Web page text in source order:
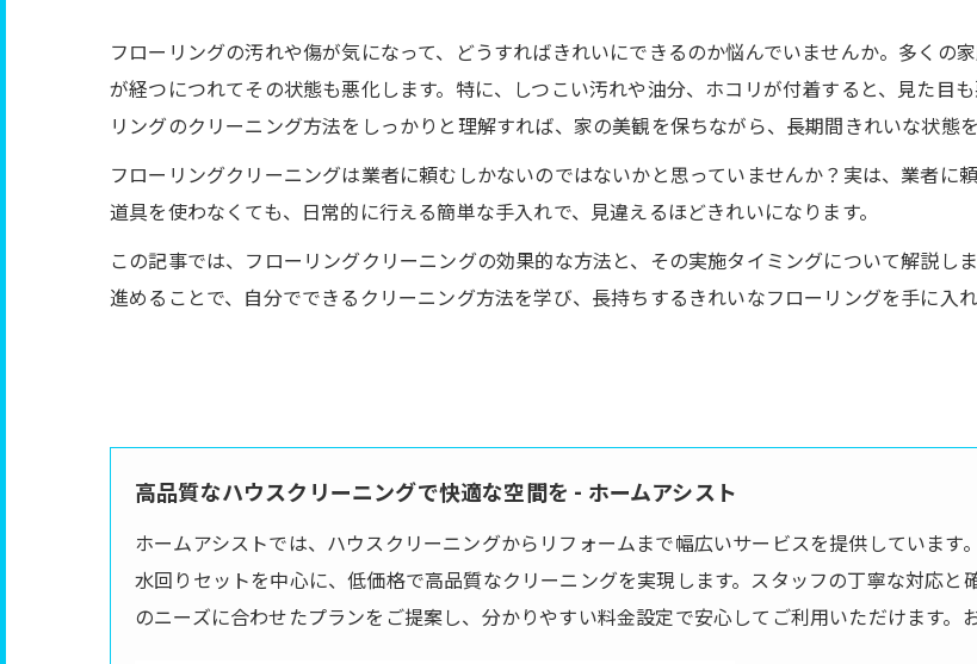
フローリングの汚れや傷が気になって、どうすればきれいにできるのか悩んでいませんか。多くの
が経つにつれてその状態も悪化します。特に、しつこい汚れや油分、ホコリが付着すると、見た目
リングのクリーニング方法をしっかりと理解すれば、家の美観を保ちながら、長期間きれいな状態
フローリングクリーニングは業者に頼むしかないのではないかと思っていませんか？実は、業者に
道具を使わなくても、日常的に行える簡単な手入れで、見違えるほどきれいになります。
この記事では、フローリングクリーニングの効果的な方法と、その実施タイミングについて解説し
進めることで、自分でできるクリーニング方法を学び、長持ちするきれいなフローリングを手に入れ
高品質なハウスクリーニングで快適な空間を - ホームアシスト
ホームアシストでは、ハウスクリーニングからリフォームまで幅広いサービスを提供していま
水回りセットを中心に、低価格で高品質なクリーニングを実現します。スタッフの丁寧な対応
のニーズに合わせたプランをご提案し、分かりやすい料金設定で安心してご利用いただけます。